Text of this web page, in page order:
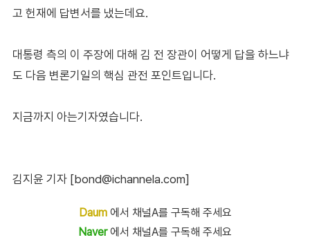
고 헌재에 답변서를 냈는데요.
대통령 측의 이 주장에 대해 김 전 장관이 어떻게 답을 하느냐
도 다음 변론기일의 핵심 관전 포인트입니다.
지금까지 아는기자였습니다.
김지윤 기자 [bond@ichannela.com]
Daum에서 채널A를 구독해 주세요
Naver에서 채널A를 구독해 주세요